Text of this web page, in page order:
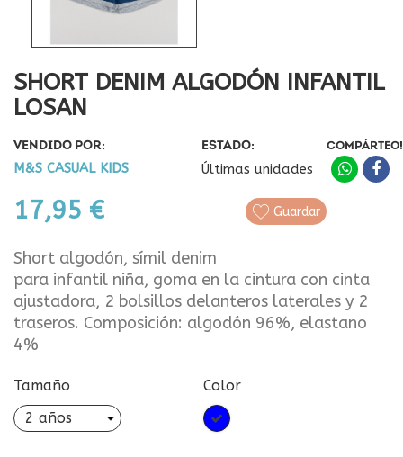
SHORT DENIM ALGODÓN INFANTIL
LOSAN
VENDIDO POR:
M&S CASUAL KIDS
ESTADO:
Últimas unidades
17,95 €
COMPÁRTEO!
Guardar
Short algodón, símil denim
para infantil niña, goma en la cintura con cinta
ajustadora, 2 bolsillos delanteros laterales y 2
traseros. Composición: algodón 96%, elastano
4%
Tamaño Color
Azul